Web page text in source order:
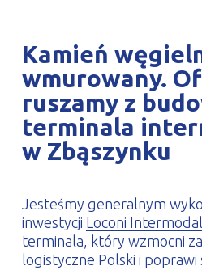
Kamień
wmurowany.
ruszamy z
terminala
w Zbąszynku
Jesteśmy generalnym
inwestycji Loconi Intermodal
terminala, który wzmocni
logistyczne Polski i poprawi